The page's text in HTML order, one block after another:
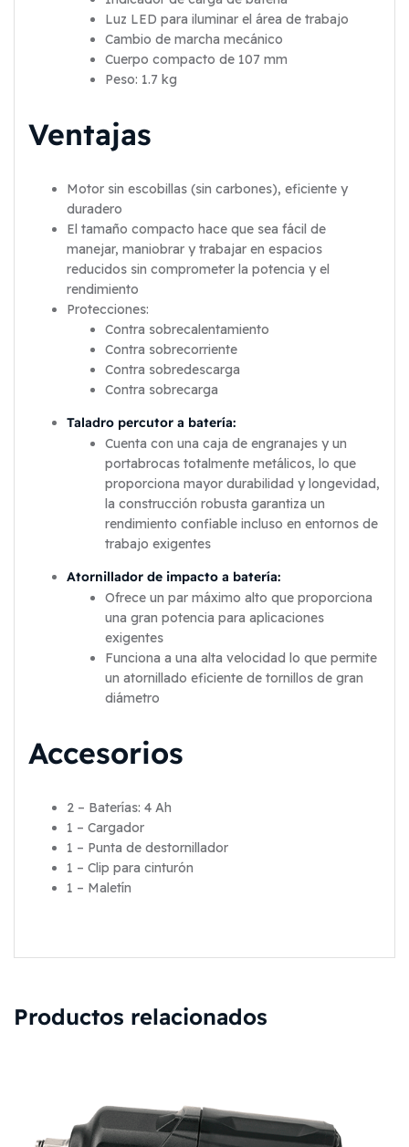
Luz LED para iluminar el área de trabajo
Cambio de marcha mecánico
Cuerpo compacto de 107 mm
Peso: 1.7 kg
Ventajas
Motor sin escobillas (sin carbones), eficiente y
duradero
El tamaño compacto hace que sea fácil de
manejar, maniobrar y trabajar en espacios
reducidos sin comprometer la potencia y el
rendimiento
Protecciones:
Contra sobrecalentamiento
Contra sobrecorriente
Contra sobredescarga
Contra sobrecarga
Taladro percutor a batería:
Cuenta con una caja de engranajes y un
portabrocas totalmente metálicos, lo que
proporciona mayor durabilidad y longevidad,
la construcción robusta garantiza un
rendimiento confiable incluso en entornos de
trabajo exigentes
Atornillador de impacto a batería:
Ofrece un par máximo alto que proporciona
una gran potencia para aplicaciones
exigentes
Funciona a una alta velocidad lo que permite
un atornillado eficiente de tornillos de gran
diámetro
Accesorios
2 – Baterías: 4 Ah
1 – Cargador
1 – Punta de destornillador
1 – Clip para cinturón
1 – Maletín
Productos relacionados